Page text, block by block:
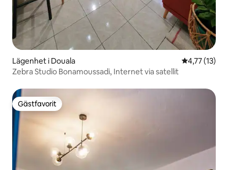
Lägenhet i Douala 4,77 av 5 i
4,77 (13)
Zebra Studio Bonamoussadi, Internet via satellit
Gästfavorit
Gästfavorit